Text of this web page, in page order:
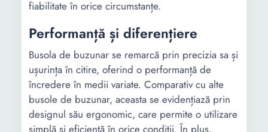
fiabilitate în orice circumstanțe.
Performanță și diferențiere
Busola de buzunar se remarcă prin precizia sa și
ușurința în citire, oferind o performanță de
încredere în medii variate. Comparativ cu alte
busole de buzunar, aceasta se evidențiază prin
designul său ergonomic, care permite o utilizare
simplă și eficientă în orice condiții. În plus,